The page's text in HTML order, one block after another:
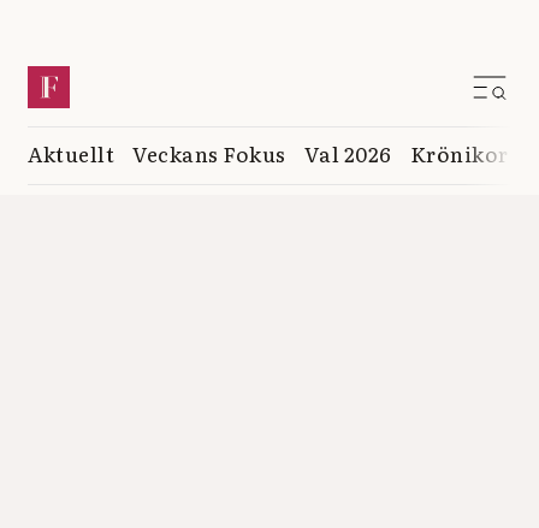
Aktuellt Veckans Fokus Val 2026 Krönikor